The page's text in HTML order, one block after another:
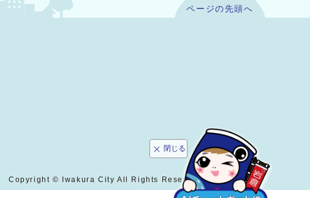
閉じる
ページの先頭へ
Copyright © Iwakura City All Rights Reserved.